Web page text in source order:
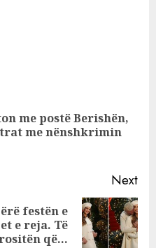
me postë Berishën,
me nënshkrimin
Next
festën e
e reja. Të
që…